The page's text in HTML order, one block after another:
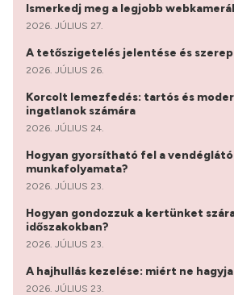
Ismerkedj meg a legjobb
2026. JÚLIUS 27.
A tetőszigetelés jelentése és
2026. JÚLIUS 26.
Korcolt lemezfedés: tartós és
ingatlanok számára
2026. JÚLIUS 24.
Hogyan gyorsítható fel a
munkafolyamata?
2026. JÚLIUS 23.
Hogyan gondozzuk a kertünket
időszakokban?
2026. JÚLIUS 23.
A hajhullás kezelése: miért ne
2026. JÚLIUS 23.